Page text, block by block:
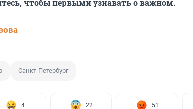
чтобы первыми узнавать о важном.
Санкт-Петербург
4 22 51